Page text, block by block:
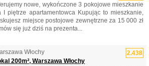
nowe, wykończone 3 pokojowe mieszkanie
I piętrze apartamentowca Kupując to mieszkanie,
miejsce postojowe zewnętrzne za 15 000 zł
się już dziś na prezenta...
2.438
Włochy
200m², Warszawa Włochy